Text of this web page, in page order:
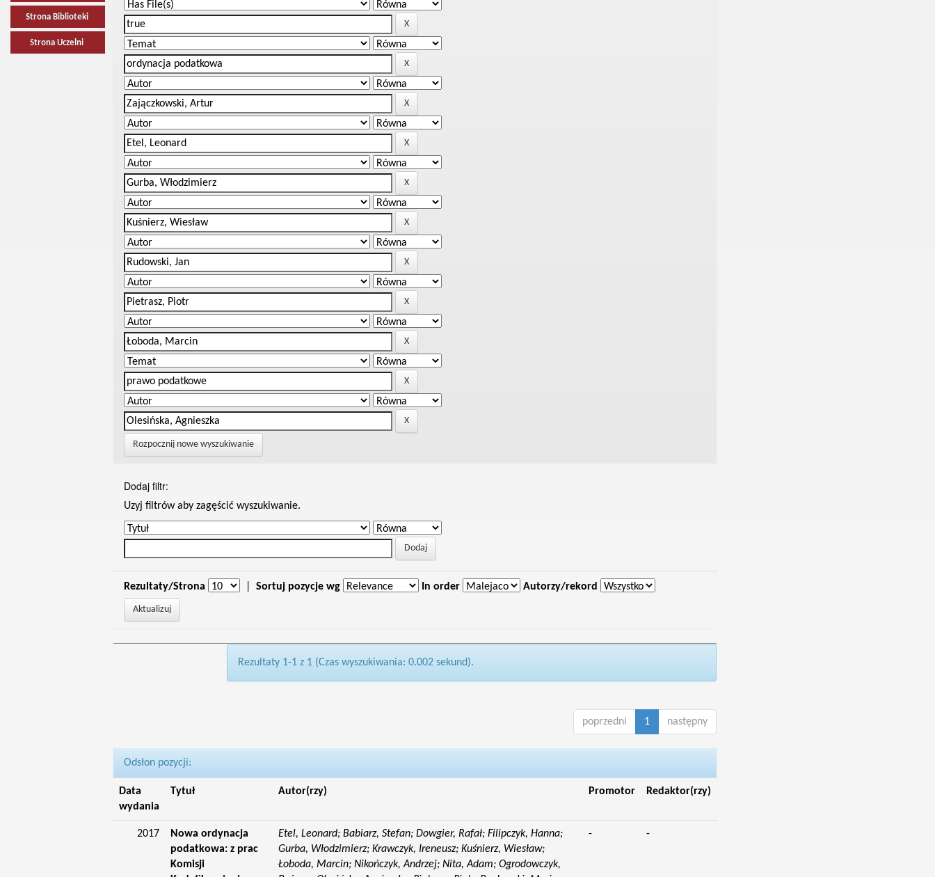
Strona Biblioteki
Strona Uczelni
Rozpocznij nowe wyszukiwanie
Dodaj filtr:
Uzyj filtrów aby zagęścić wyszukiwanie.
Rezultaty/Strona Sortuj pozycje wg In order Autorzy/rekord
Rezultaty 1-1 z 1 (Czas wyszukiwania: 0.002 sekund).
poprzedni 1 następny
Odsłon pozycji:
Data
wydania
Tytuł Autor(rzy) Promotor Redaktor(rzy)
2017
Nowa ordynacja
podatkowa: z prac
Komisji
Etel, Leonard; Babiarz, Stefan; Dowgier, Rafał; Filipczyk, Hanna;
Gurba, Włodzimierz; Krawczyk, Ireneusz; Kuśnierz, Wiesław;
Łoboda, Marcin; Nikończyk, Andrzej; Nita, Adam; Ogrodowczyk,
- -